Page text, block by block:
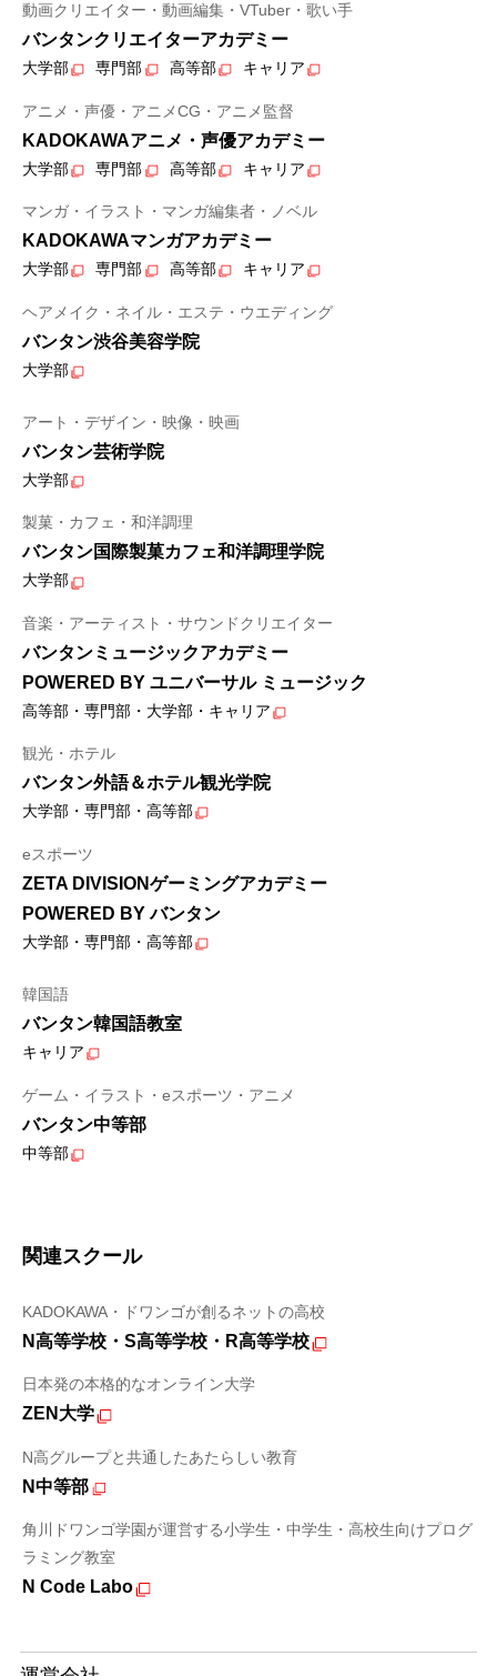
動画クリエイター・動画編集・VTuber・歌い手
バンタンクリエイターアカデミー
大学部 専門部 高等部 キャリア
アニメ・声優・アニメCG・アニメ監督
KADOKAWAアニメ・声優アカデミー
大学部 専門部 高等部 キャリア
マンガ・イラスト・マンガ編集者・ノベル
KADOKAWAマンガアカデミー
大学部 専門部 高等部 キャリア
ヘアメイク・ネイル・エステ・ウエディング
バンタン渋谷美容学院
大学部
アート・デザイン・映像・映画
バンタン芸術学院
大学部
製菓・カフェ・和洋調理
バンタン国際製菓カフェ和洋調理学院
大学部
音楽・アーティスト・サウンドクリエイター
バンタンミュージックアカデミー
POWERED BY ユニバーサル ミュージック
高等部・専門部・大学部・キャリア
観光・ホテル
バンタン外語＆ホテル観光学院
大学部・専門部・高等部
eスポーツ
ZETA DIVISIONゲーミングアカデミー
POWERED BY バンタン
大学部・専門部・高等部
韓国語
バンタン韓国語教室
キャリア
ゲーム・イラスト・eスポーツ・アニメ
バンタン中等部
中等部
関連スクール
KADOKAWA・ドワンゴが創るネットの高校
N高等学校・S高等学校・R高等学校
日本発の本格的なオンライン大学
ZEN大学
N高グループと共通したあたらしい教育
N中等部
角川ドワンゴ学園が運営する小学生・中学生・高校生向けプログ
ラミング教室
N Code Labo